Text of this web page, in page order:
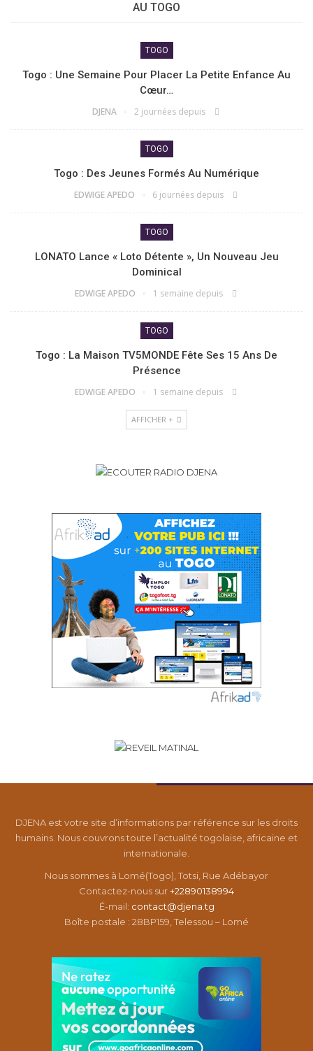
AU TOGO
TOGO
Togo : Une Semaine Pour Placer La Petite Enfance Au
Cœur…
DJENA 2 journées depuis
TOGO
Togo : Des Jeunes Formés Au Numérique
EDWIGE APEDO 6 journées depuis
TOGO
LONATO Lance « Loto Détente », Un Nouveau Jeu
Dominical
EDWIGE APEDO 1 semaine depuis
TOGO
Togo : La Maison TV5MONDE Fête Ses 15 Ans De
Présence
EDWIGE APEDO 1 semaine depuis
AFFICHER +
DJENA est votre site d’informations par référence sur les droits
humains. Nous couvrons toute l’actualité togolaise, africaine et
internationale.
Nous sommes à Lomé(Togo), Totsi, Rue Adébayor
Contactez-nous sur+22890138994
É-mail: contact@djena.tg
Boîte postale : 28BP159, Telessou – Lomé